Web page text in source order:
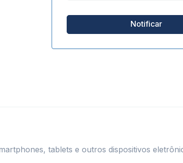
tablets e outros dispositivos